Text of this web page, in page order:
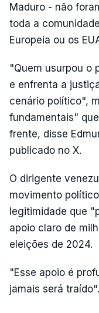
Maduro - não
toda a
Europeia ou os
"Quem usurpou o
e enfrenta a
cenário político",
fundamentais"
frente, disse
publicado no X.
O dirigente
movimento
legitimidade que
apoio claro de
eleições de 2024.
"Esse apoio é
jamais será